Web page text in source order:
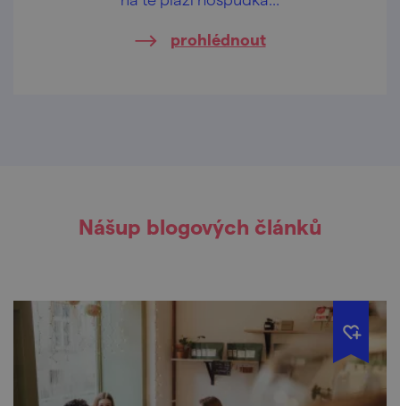
prohlédnout
Nášup blogových článků